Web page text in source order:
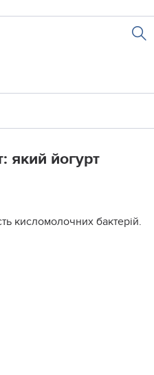
який йогурт
кисломолочних бактерій.